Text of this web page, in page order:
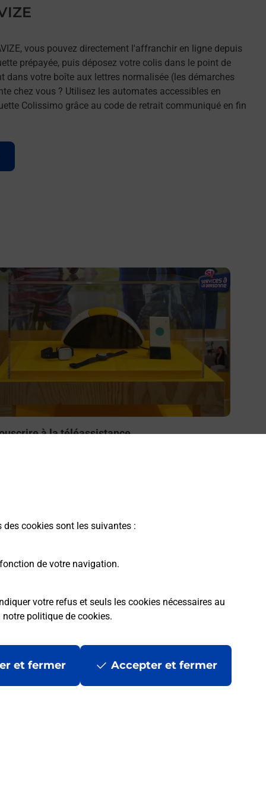
cookies sont les suivantes :
de votre navigation.
votre refus et seuls les cookies nécessaires au
notre politique de cookies.
et fermer Accepter et fermer
vous pouvez directement l'affranchir en ligne depuis
prépayée, puis déposez votre colis dans le point de
votre boîte aux lettres normalisée (les démarches
chez vous ? Utilisez les automates accessibles en
Colissimo grâce au code de retrait communiqué en fin
savoir plus
à la téléassistance
?